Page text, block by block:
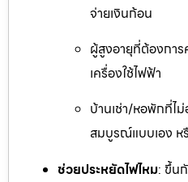
จ่ายเงินก้อน
ผู้สูงอายุที่ต้องการ
เครื่องใช้ไฟฟ้า
บ้านเช่า/หอพักที่ไ
สมบูรณ์แบบเอง ห
ช่วยประหยัดไฟไหม: ขึ้น